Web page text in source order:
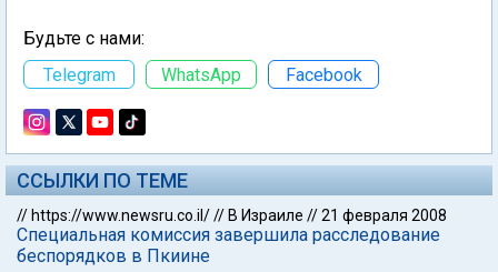
Будьте с нами:
Telegram
WhatsApp Facebook
ССЫЛКИ ПО ТЕМЕ
// https://www.newsru.co.il/// В Израиле //21 февраля 2008
Специальная комиссия завершила расследование
беспорядков в Пкиине